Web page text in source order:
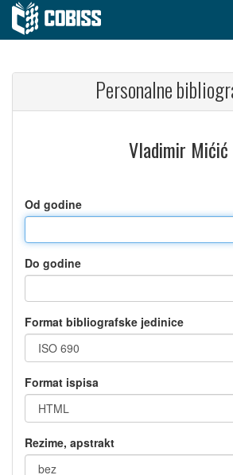
Personalne
Vladimir Mićić
Od godine
Do godine
Format bibliografske jedinice
Format ispisa
Rezime, apstrakt